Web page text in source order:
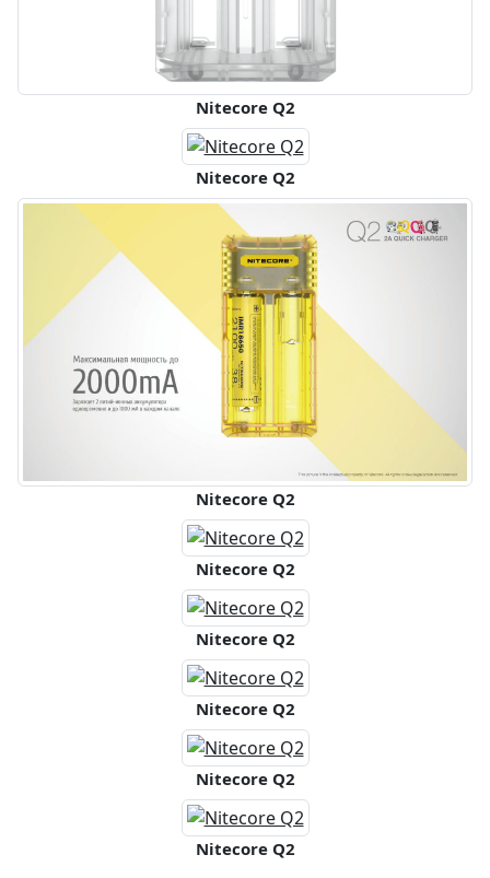
Nitecore Q2
Nitecore Q2
Nitecore Q2
Nitecore Q2
Nitecore Q2
Nitecore Q2
Nitecore Q2
Nitecore Q2